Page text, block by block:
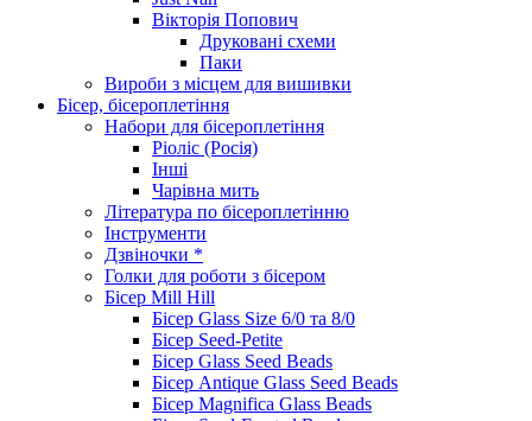
Вікторія Попович
Друковані схеми
Паки
Вироби з місцем для вишивки
Бісер, бісероплетіння
Набори для бісероплетіння
Ріоліс (Росія)
Інші
Чарівна мить
Література по бісероплетінню
Інструменти
Дзвіночки *
Голки для роботи з бісером
Бісер Mill Hill
Бісер Glass Size 6/0 та 8/0
Бісер Seed-Petite
Бісер Glass Seed Beads
Бісер Antique Glass Seed Beads
Бісер Magnifica Glass Beads